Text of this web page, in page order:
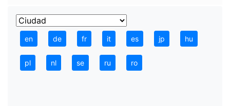
en de fr it es jp hu
pl nl se ru ro